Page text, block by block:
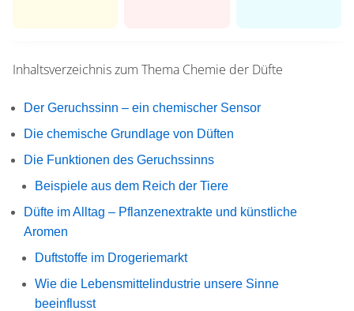
Inhaltsverzeichnis zum Thema Chemie der Düfte
Der Geruchssinn – ein chemischer Sensor
Die chemische Grundlage von Düften
Die Funktionen des Geruchssinns
Beispiele aus dem Reich der Tiere
Düfte im Alltag – Pflanzenextrakte und künstliche
Aromen
Duftstoffe im Drogeriemarkt
Wie die Lebensmittelindustrie unsere Sinne
beeinflusst